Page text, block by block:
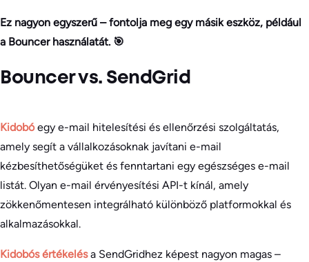
Ez nagyon egyszerű – fontolja meg egy másik eszköz, például
a Bouncer használatát. 🎯
Bouncer vs. SendGrid
Kidobóegy e-mail hitelesítési és ellenőrzési szolgáltatás,
amely segít a vállalkozásoknak javítani e-mail
kézbesíthetőségüket és fenntartani egy egészséges e-mail
listát. Olyan e-mail érvényesítési API-t kínál, amely
zökkenőmentesen integrálható különböző platformokkal és
alkalmazásokkal.
Kidobós értékelésa SendGridhez képest nagyon magas –